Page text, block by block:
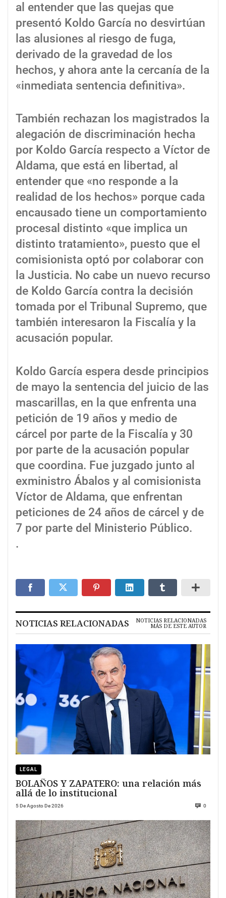
al entender que las quejas que
presentó Koldo García no desvirtúan
las alusiones al riesgo de fuga,
derivado de la gravedad de los
hechos, y ahora ante la cercanía de la
«inmediata sentencia definitiva».
También rechazan los magistrados la
alegación de discriminación hecha
por Koldo García respecto a Víctor de
Aldama, que está en libertad, al
entender que «no responde a la
realidad de los hechos» porque cada
encausado tiene un comportamiento
procesal distinto «que implica un
distinto tratamiento», puesto que el
comisionista optó por colaborar con
la Justicia. No cabe un nuevo recurso
de Koldo García contra la decisión
tomada por el Tribunal Supremo, que
también interesaron la Fiscalía y la
acusación popular.
Koldo García espera desde principios
de mayo la sentencia del juicio de las
mascarillas, en la que enfrenta una
petición de 19 años y medio de
cárcel por parte de la Fiscalía y 30
por parte de la acusación popular
que coordina. Fue juzgado junto al
exministro Ábalos y al comisionista
Víctor de Aldama, que enfrentan
peticiones de 24 años de cárcel y de
7 por parte del Ministerio Público.
.
NOTICIAS RELACIONADAS NOTICIAS RELACIONADAS
MÁS DE ESTE AUTOR
LEGAL
BOLAÑOS Y ZAPATERO: una relación más
allá de lo institucional
5 De Agosto De 2026 0